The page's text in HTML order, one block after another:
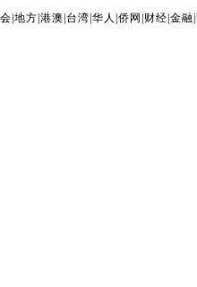
|地方 |港澳 台湾 |华人 |侨网 财经 |金融 |